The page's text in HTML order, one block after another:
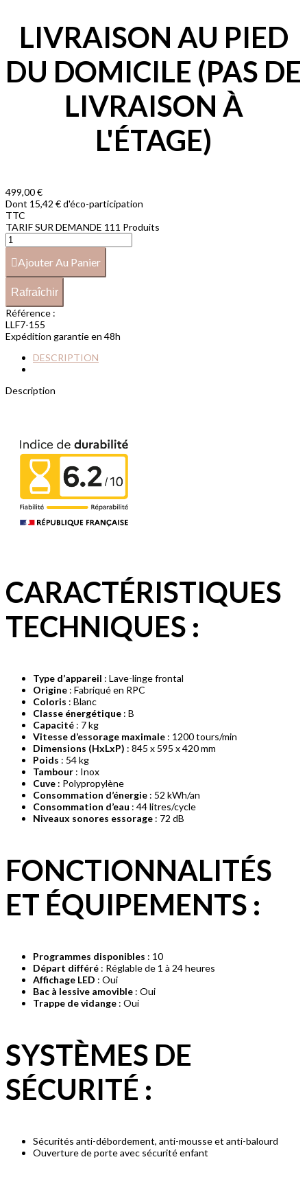
LIVRAISON AU PIED
DU DOMICILE (PAS DE
LIVRAISON À
L'ÉTAGE)
499,00 €
Dont 15,42 € d'éco-participation
TTC
TARIF SUR DEMANDE 111 Produits
Ajouter Au Panier
Référence :
LLF7-155
Expédition garantie en 48h
DESCRIPTION
Description
CARACTÉRISTIQUES
TECHNIQUES :
Type d’appareil : Lave-linge frontal
Origine : Fabriqué en RPC
Coloris : Blanc
Classe énergétique : B
Capacité : 7 kg
Vitesse d’essorage maximale : 1200 tours/min
Dimensions (HxLxP) : 845 x 595 x 420 mm
Poids : 54 kg
Tambour : Inox
Cuve : Polypropylène
Consommation d’énergie : 52 kWh/an
Consommation d’eau : 44 litres/cycle
Niveaux sonores essorage : 72 dB
FONCTIONNALITÉS
ET ÉQUIPEMENTS :
Programmes disponibles : 10
Départ différé : Réglable de 1 à 24 heures
Affichage LED : Oui
Bac à lessive amovible : Oui
Trappe de vidange : Oui
SYSTÈMES DE
SÉCURITÉ :
Sécurités anti-débordement, anti-mousse et anti-balourd
Ouverture de porte avec sécurité enfant